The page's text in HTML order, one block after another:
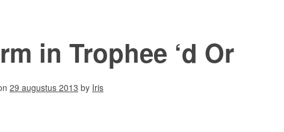
in Trophee ‘d Or
29 augustus 2013 by Iris